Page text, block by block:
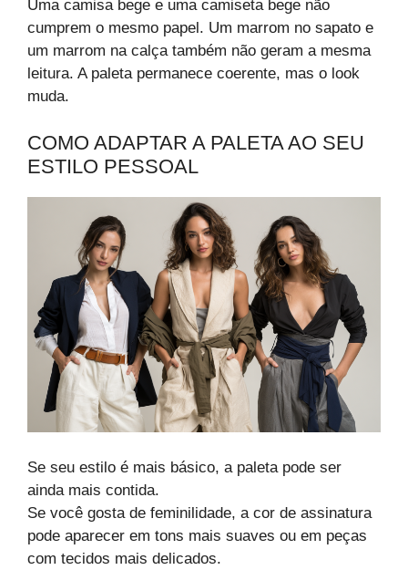
Uma camisa bege e uma camiseta bege não
cumprem o mesmo papel. Um marrom no sapato e
um marrom na calça também não geram a mesma
leitura. A paleta permanece coerente, mas o look
muda.
COMO ADAPTAR A PALETA AO SEU
ESTILO PESSOAL
Se seu estilo é mais básico, a paleta pode ser
ainda mais contida.
Se você gosta de feminilidade, a cor de assinatura
pode aparecer em tons mais suaves ou em peças
com tecidos mais delicados.